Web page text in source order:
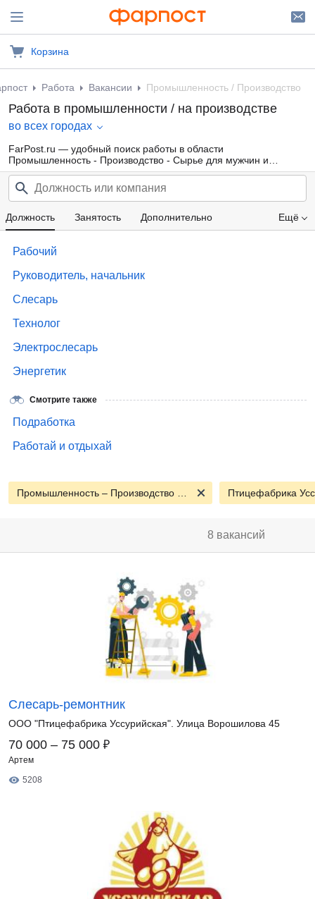
Корзина
Работа Вакансии Промышленность / Производство
Работа в промышленности / на производстве
во всех городах
FarPost.ru — удобный поиск работы в области
Промышленность - Производство - Сырье для мужчин и
женщин от прямых работодателей, а также от кадровых
агентств. Свежие вакансии каждый день.
Ещё
Должность Занятость Дополнительно
Образование
Рабочий
Руководитель, начальник
Слесарь
Технолог
Электрослесарь
Энергетик
Смотрите также
Подработка
Работай и отдыхай
Птицефабрика
8 вакансий
Слесарь-ремонтник
ООО "Птицефабрика Уссурийская". Улица Ворошилова 45
70 000 – 75 000 ₽
Артем
5208